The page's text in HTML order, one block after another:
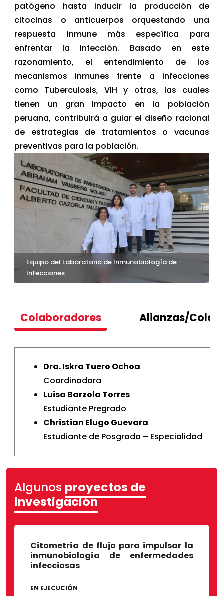
patógeno hasta inducir la producción de
citocinas o anticuerpos orquestando una
respuesta inmune más específica para
enfrentar la infección. Basado en este
razonamiento, el entendimiento de los
mecanismos inmunes frente a infecciones
como Tuberculosis, VIH y otras, las cuales
tienen un gran impacto en la población
peruana, contribuirá a guiar el diseño racional
de estrategias de tratamientos o vacunas
preventivas para la población.
Equipo del Laboratorio de Inmunobiología de
Infecciones.
Colaboradores Alianzas/
Dra. Iskra Tuero Ochoa
Coordinadora
Luisa Barzola Torres
Estudiante Pregrado
Christian Elugo Guevara
Estudiante de Posgrado – Especialidad
del Cusco
Howard University- College of Arts &
Sciences- Washington DC- US
Algunos proyectos de
investigación
Citometría de flujo para impulsar la
inmunobiología de enfermedades
infecciosas
EN EJECUCIÓN